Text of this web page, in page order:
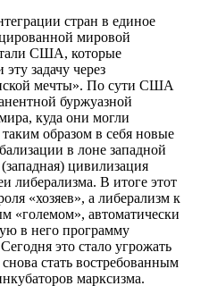
стран в единое
мировой
США, которые
задачу через
мечты». По сути США
буржуазной
куда они могли
образом в себя новые
в лоне западной
цивилизация
либерализма. В итоге этот
«хозяев», а либерализм к
«големом», автоматически
в него программу
это стало угрожать
стать востребованным
марксизма.